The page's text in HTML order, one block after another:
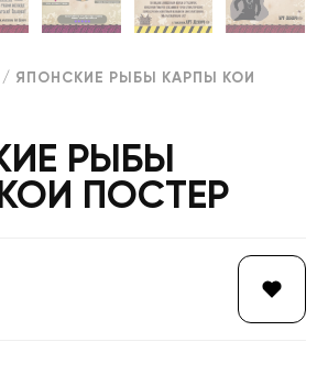
/ ЯПОНСКИЕ РЫБЫ КАРПЫ КОИ
РЫБЫ
ПОСТЕР